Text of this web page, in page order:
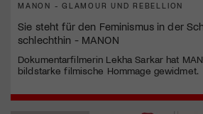
MANON - GLAMOUR UND REBELLION
Sie steht für den Feminismus in der
schlechthin - MANON
Dokumentarfilmerin Lekha Sarkar hat
bildstarke filmische Hommage gewidmet.